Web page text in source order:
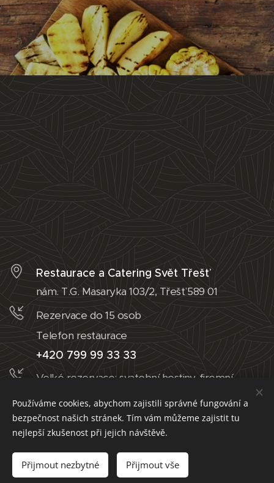
Restaurace a Catering Svět Třešť
nám. T.G. Masaryka 103/2, Třešť 589 01
Rezervace do 15 osob
Telefon restaurace
+420 799 99 33 33
Velké rezervace: svatební hostiny, firemní
Michal Daněk (Majitel)
+420 608 41 18 18
Úterý - Čtvrtek:
10:00 - 22:00
Pátek:10:00 - 24:00
Používáme cookies, abychom zajistili správné fungování a
bezpečnost našich stránek. Tím vám můžeme zajistit tu
nejlepší zkušenost při jejich návštěvě.
Přijmout nezbytné Přijmout vše